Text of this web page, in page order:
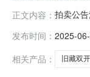
正文内容： 拍卖公
示页中
图片
发布时间： 2025-
相关产品：
旧藏双